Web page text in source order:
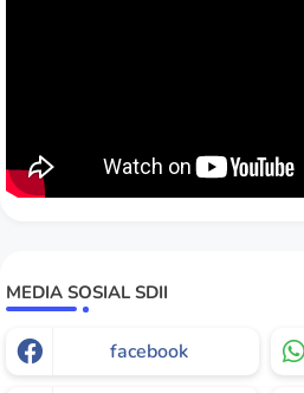
MEDIA SOSIAL SDII
facebook